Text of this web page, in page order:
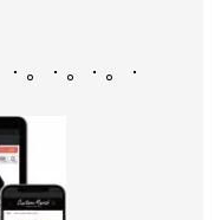
。・。・。・